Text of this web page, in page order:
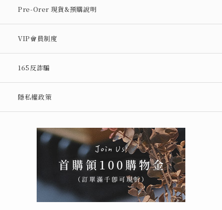
Pre-Orer 現貨&預購說明
VIP會員制度
165反詐騙
隱私權政策